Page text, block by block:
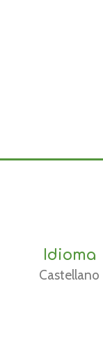
Idioma
Castellano